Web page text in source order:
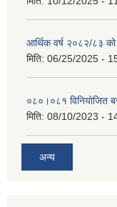
आर्थिक वर्ष २०८२/८३
मिति: 06/25/2025 -
०८०।०८१ विनियोजित
मिति: 08/10/2023 -
अन्य